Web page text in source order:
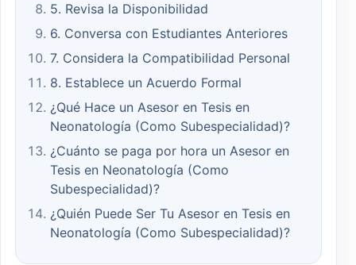
5. Revisa la Disponibilidad
6. Conversa con Estudiantes Anteriores
7. Considera la Compatibilidad Personal
8. Establece un Acuerdo Formal
¿Qué Hace un Asesor en Tesis en
Neonatología (Como Subespecialidad)?
¿Cuánto se paga por hora un Asesor en
Tesis en Neonatología (Como
Subespecialidad)?
¿Quién Puede Ser Tu Asesor en Tesis en
Neonatología (Como Subespecialidad)?